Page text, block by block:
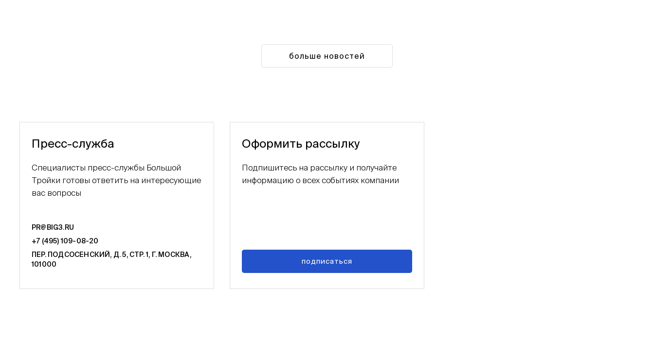
больше новостей
Пресс-служба
Специалисты пресс-службы Большой
Тройки готовы ответить на интересующие
вас вопросы
PR@BIG3.RU
+7 (495) 109-08-20
ПЕР. ПОДСОСЕНСКИЙ, Д. 5, СТР. 1, Г. МОСКВА,
101000
Оформить рассылку
Подпишитесь на рассылку и получайте
информацию о всех событиях компании
подписаться